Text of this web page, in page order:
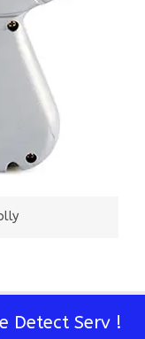
Detect Serv !